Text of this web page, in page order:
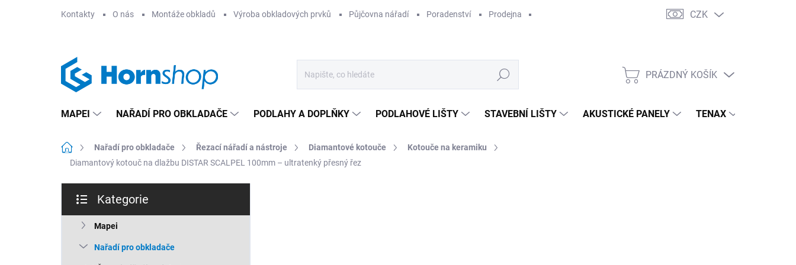
Kontakty O nás Montáže obkladů Výroba obkladových prvků Půjčovna nářadí Poradenství Prodejna CZK
Hledat
NÁKUPNÍ
PRÁZDNÝ KOŠÍK
MAPEI NAŘADÍ PRO OBKLADAČE PODLAHY A DOPLŇKY PODLAHOVÉ LIŠTY STAVEBNÍ LIŠTY AKUSTICKÉ PANELY TENAX
Domů Nařadí pro obkladače Řezací nářadí a nástroje Diamantové kotouče
Kotouče na keramiku
Diamantový kotouč na dlažbu DISTAR SCALPEL 100mm – ultratenký přesný řez
s
kategorie
Kategorie
Mapei
Nařadí pro obkladače